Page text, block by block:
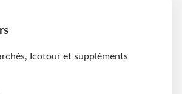
Icotour et suppléments